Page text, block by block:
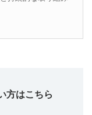
方はこちら